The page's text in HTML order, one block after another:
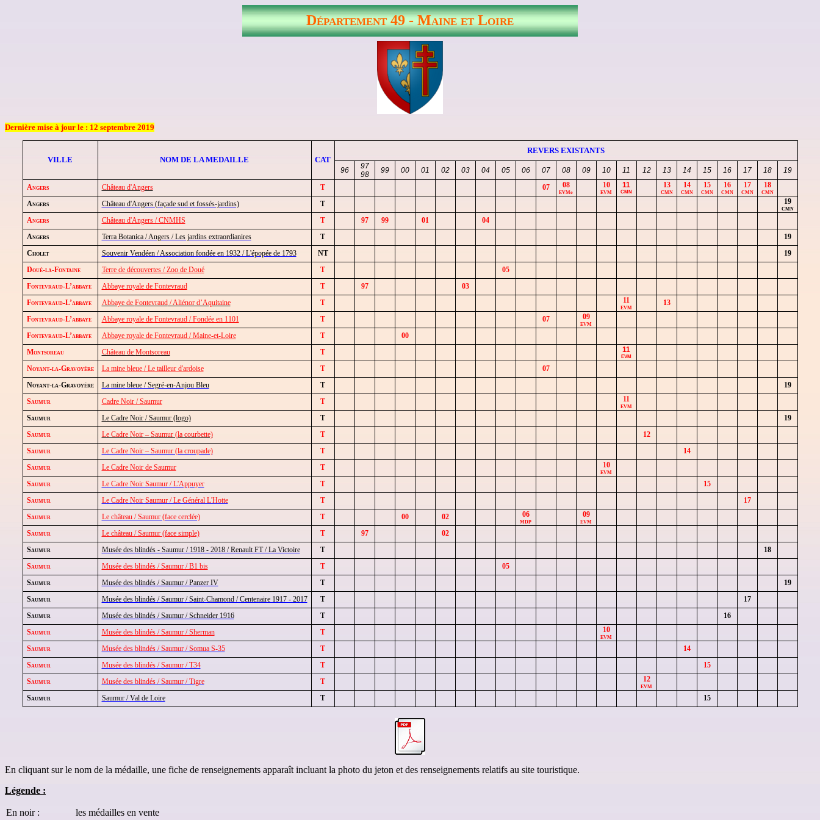
Département 49 - Maine et Loire
Dernière mise à jour le : 12 septembre 2019
VILLE NOM DE LA MEDAILLE CAT
REVERS EXISTANTS
96
97
98
99 00 01 02 03 04 05 06 07 08 09 10 11 12 13 14 15 16 17 18
19
Angers
Château d'Angers T 07 08
EVMe
10
EVM
11
CMN
13
CMN
14
CMN
15
CMN
16
CMN
17
CMN
18
CMN
Angers Château d'Angers (façade sud et fossés-jardins) T 19
CMN
Angers Château d'Angers / CNMHS T 97 99 01
04
Angers
Terra Botanica / Angers / Les jardins extraordianires T
19
Cholet
Souvenir Vendéen / Association fondée en 1932 / L'épopée de 1793 NT
19
Doué-la-Fontaine
Terre de découvertes / Zoo de Doué T
05
Fontevraud-L’abbaye
Abbaye royale de Fontevraud T 97
03
Fontevraud-L’abbaye
Abbaye de Fontevraud/ Aliénor d’Aquitaine T 11
EVM
13
Fontevraud-L’abbaye
Abbaye royale de Fontevraud/ Fondée en 1101 T 07 09
EVM
Fontevraud-L’abbaye Abbaye royale de Fontevraud/ Maine-et-Loire T
00
Montsoreau
Château de Montsoreau T 11
EVM
Noyant-la-Gravoyère La mine bleue / Le tailleur d'ardoise T
07
Noyant-la-Gravoyère La mine bleue / Segré-en-Anjou Bleu T
19
Saumur
Cadre Noir / Saumur T 11
EVM
Saumur Le Cadre Noir / Saumur (logo) T
19
Saumur
Le Cadre Noir – Saumur (la courbette) T
12
Saumur
Le Cadre Noir – Saumur (la croupade) T
14
Saumur
Le Cadre Noir de Saumur T 10
EVM
Saumur Le Cadre Noir Saumur / L'Appuyer T
15
Saumur
Le Cadre Noir Saumur / Le Général L'Hotte T
17
Saumur
Le château / Saumur (face cerclée) T 00 02 06
MDP
09
EVM
Saumur Le château / Saumur (face simple) T 97
02
Saumur
Musée des blindés - Saumur / 1918 - 2018 / Renault FT / La Victoire T
18
Saumur
Musée des blindés / Saumur / B1 bis T
05
Saumur
Musée des blindés / Saumur / Panzer IV T
19
Saumur
Musée des blindés / Saumur / Saint-Chamond / Centenaire 1917 - 2017 T
17
Saumur
Musée des blindés / Saumur / Schneider 1916 T
16
Saumur
Musée des blindés / Saumur / Sherman T 10
EVM
Saumur Musée des blindés / Saumur / Somua S-35 T
14
Saumur
Musée des blindés / Saumur / T34 T
15
Saumur
Musée des blindés / Saumur / Tigre T 12
EVM
Saumur Saumur / Val de Loire T 15
En cliquant sur le nom de la médaille, une fiche de renseignements apparaît incluant la photo du jeton et des renseignements relatifs au site touristique.
Légende :
En noir : les médailles en vente